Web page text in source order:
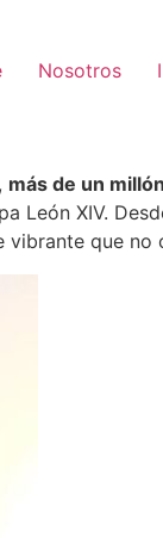
Nosotros
más de un
León XIV.
vibrante que no